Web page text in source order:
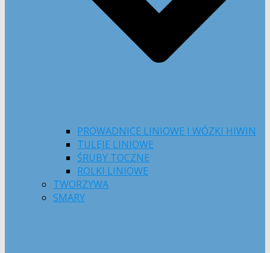
PROWADNICE LINIOWE I WÓZKI HIWIN
TULEJE LINIOWE
ŚRUBY TOCZNE
ROLKI LINIOWE
TWORZYWA
SMARY